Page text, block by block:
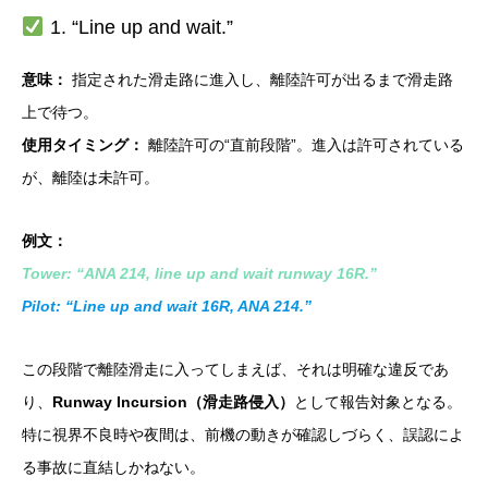
1. “Line up and wait.”
意味： 指定された滑走路に進入し、離陸許可が出るまで滑走路
上で待つ。
使用タイミング： 離陸許可の“直前段階”。進入は許可されている
が、離陸は未許可。
例文：
Tower: “ANA 214, line up and wait runway 16R.”
Pilot: “Line up and wait 16R, ANA 214.”
この段階で離陸滑走に入ってしまえば、それは明確な違反であ
り、 Runway Incursion（滑走路侵入）
として報告対象となる。
特に視界不良時や夜間は、前機の動きが確認しづらく、誤認によ
る事故に直結しかねない。